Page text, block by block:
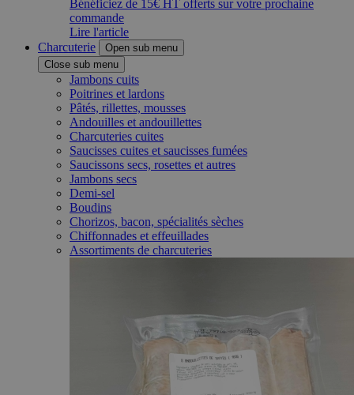
Bénéficiez de 15€ HT offerts sur votre prochaine
commande
Lire l'article
Charcuterie
Open sub menu
Close sub menu
Jambons cuits
Poitrines et lardons
Pâtés, rillettes, mousses
Andouilles et andouillettes
Charcuteries cuites
Saucisses cuites et saucisses fumées
Saucissons secs, rosettes et autres
Jambons secs
Demi-sel
Boudins
Chorizos, bacon, spécialités sèches
Chiffonnades et effeuillades
Assortiments de charcuteries